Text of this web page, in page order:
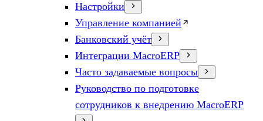
Настройки
Управление компанией
Банковский учёт
Интеграции MacroERP
Часто задаваемые вопросы
Руководство по подготовке
сотрудников к внедрению MacroERP